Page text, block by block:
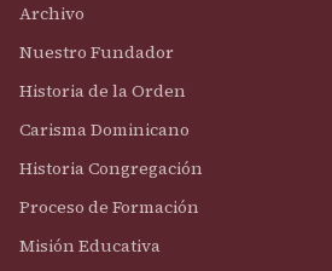
Archivo
Nuestro Fundador
Historia de la Orden
Carisma Dominicano
Historia Congregación
Proceso de Formación
Misión Educativa